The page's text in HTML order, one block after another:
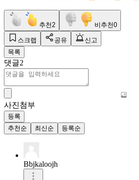
추천 2 비추천0
스크랩 공유
신고
목록
댓글2
사진첨부
등록
추천순
최신순 등록순
Bbjkaloojh